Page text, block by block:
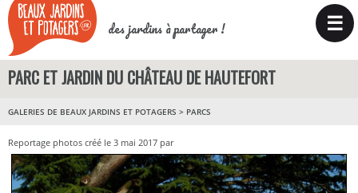
des jardins à partager ! ☰
PARC ET JARDIN DU CHÂTEAU DE HAUTEFORT
GALERIES DE BEAUX JARDINS ET POTAGERS > PARCS
Reportage photos créé le 3 mai 2017 par